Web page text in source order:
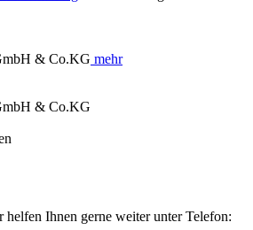
& Co.KG mehr
& Co.KG
Ihnen gerne weiter unter Telefon: